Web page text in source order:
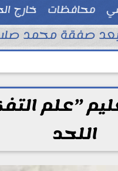
محافظات خارج
بعد صفقة محمد
”علم
اللحد